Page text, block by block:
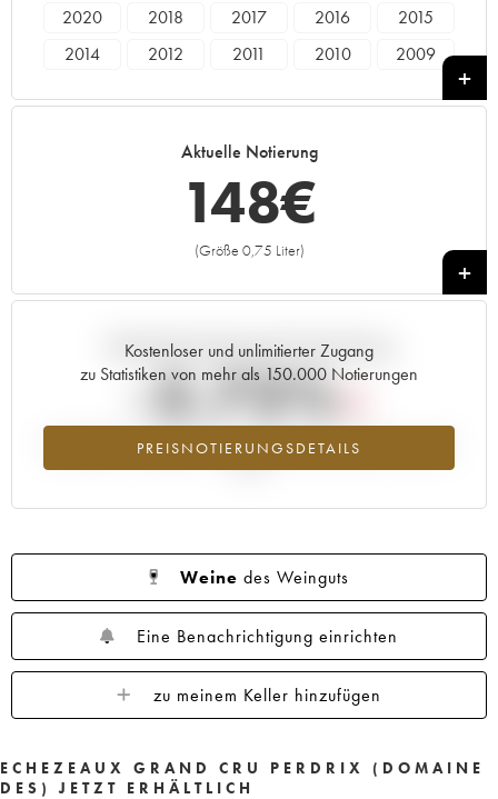
2020 2018 2017 2016
2015
2014
2012 2011 2010
2009
1996 1995 1992
Aktuelle Notierung
148€
(Größe 0,75 Liter)
+
Kostenloser und unlimitierter Zugang
zu Statistiken von mehr als 150.000 Notierungen
PREISNOTIERUNGSDETAILS
Aktuelle Entwicklung der Preisnotierung
-2.72%
Preisabfall des Jahrgangs 1998 im Jahr 2026 im Vergleich zum Jahr
Weine des Weinguts
Eine Benachrichtigung einrichten
zu meinem Keller hinzufügen
ECHEZEAUX GRAND CRU PERDRIX (DOMAINE
DES) JETZT ERHÄLTLICH